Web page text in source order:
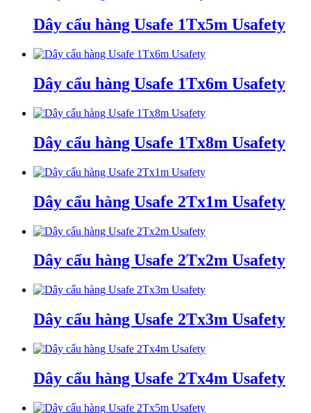
Dây cẩu hàng Usafe 1Tx5m Usafety
Dây cẩu hàng Usafe 1Tx6m Usafety
Dây cẩu hàng Usafe 1Tx8m Usafety
Dây cẩu hàng Usafe 2Tx1m Usafety
Dây cẩu hàng Usafe 2Tx2m Usafety
Dây cẩu hàng Usafe 2Tx3m Usafety
Dây cẩu hàng Usafe 2Tx4m Usafety